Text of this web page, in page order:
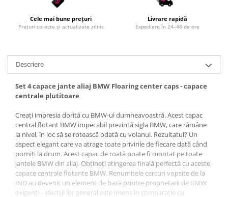
Cele mai bune prețuri
Prețuri corecte și actualizate zilnic
Livrare rapidă
Expediere în 24–48 de ore
Descriere
Set 4 capace jante aliaj BMW Floaring center caps - capace
centrale plutitoare
Creați impresia dorită cu BMW-ul dumneavoastră. Acest capac
central flotant BMW impecabil prezintă sigla BMW, care rămâne
la nivel, în loc să se rotească odată cu volanul. Rezultatul? Un
aspect elegant care va atrage toate privirile de fiecare dată când
porniți la drum. Acest capac de roată poate fi montat pe toate
jantele BMW din aliaj. Obțineți atingerea finală perfectă cu aceste
capace centrale flotante BMW. Renumitele cercuri vopsite de la
IND au devenit un element de bază printre proprietarii de BMW
exigenți - efectul lor general este imens în comparație cu